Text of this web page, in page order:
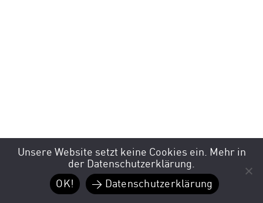
Unsere Website setzt keine Cookies ein. Mehr in
der Datenschutzerklärung.
OK!
> Datenschutzerklärung